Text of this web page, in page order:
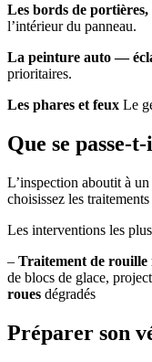
Les bords de
l’intérieur du panneau.
La peinture auto —
prioritaires.
Les phares et feux Le
Que se passe-
L’inspection aboutit à
choisissez les
Les interventions les
– Traitement de rouille
de blocs de glace,
roues dégradés
Préparer son